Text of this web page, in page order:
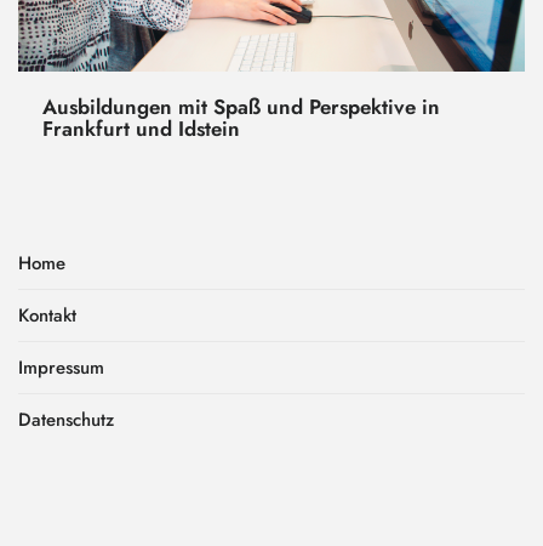
Ausbildungen mit Spaß und Perspektive in
Frankfurt und Idstein
Home
Kontakt
Impressum
Datenschutz